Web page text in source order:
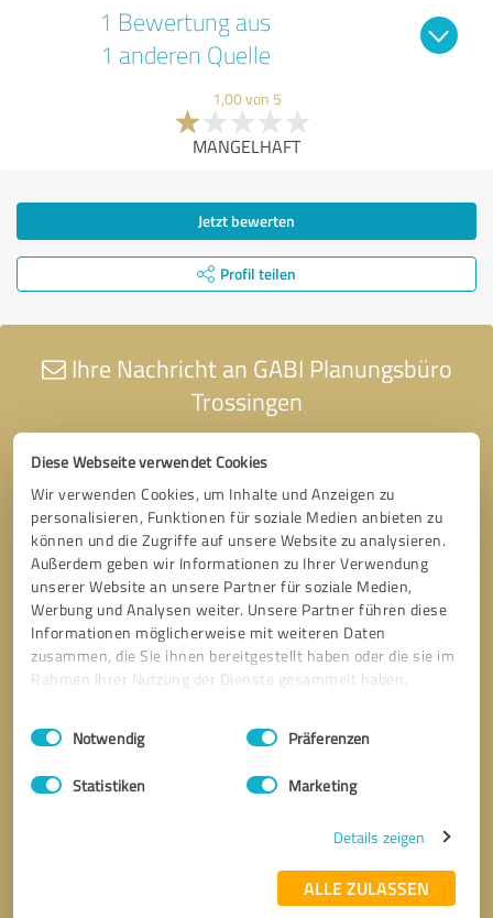
Diese Webseite verwendet Cookies
Wir verwenden Cookies, um Inhalte und Anzeigen zu
personalisieren, Funktionen für soziale Medien anbieten zu
können und die Zugriffe auf unsere Website zu analysieren.
Außerdem geben wir Informationen zu Ihrer Verwendung
unserer Website an unsere Partner für soziale Medien,
Werbung und Analysen weiter. Unsere Partner führen diese
Informationen möglicherweise mit weiteren Daten
zusammen, die Sie ihnen bereitgestellt haben oder die sie im
Rahmen Ihrer Nutzung der Dienste gesammelt haben.
Impressum Datenschutzbestimmungen
Einwilligungsauswahl
Notwendig Präferenzen
Statistiken Marketing
Details zeigen
ALLE ZULASSEN
1 Bewertung aus
1 anderen Quelle
1,00 von 5
MANGELHAFT
Jetzt bewerten
Profil teilen
Ihre Nachricht an GABI Planungsbüro
Trossingen
* Erforderliche Angaben